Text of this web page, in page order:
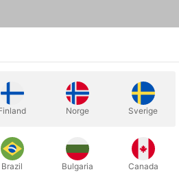
mariehøns i træ
præsentation og manuskript
Gala Magic’s private Facebook-gruppe
trick fyldt med charme, stærke
Norge Sverige
Brazil Bulgaria Canada